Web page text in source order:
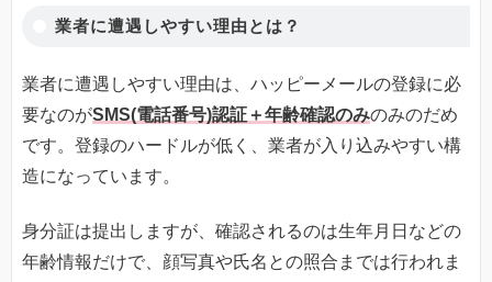
業者に遭遇しやすい理由とは？
業者に遭遇しやすい理由は、ハッピーメールの登録に必
要なのがSMS(電話番号)認証＋年齢確認のみのみのだめ
です。登録のハードルが低く、業者が入り込みやすい構
造になっています。
身分証は提出しますが、確認されるのは生年月日などの
年齢情報だけで、顔写真や氏名との照合までは行われま